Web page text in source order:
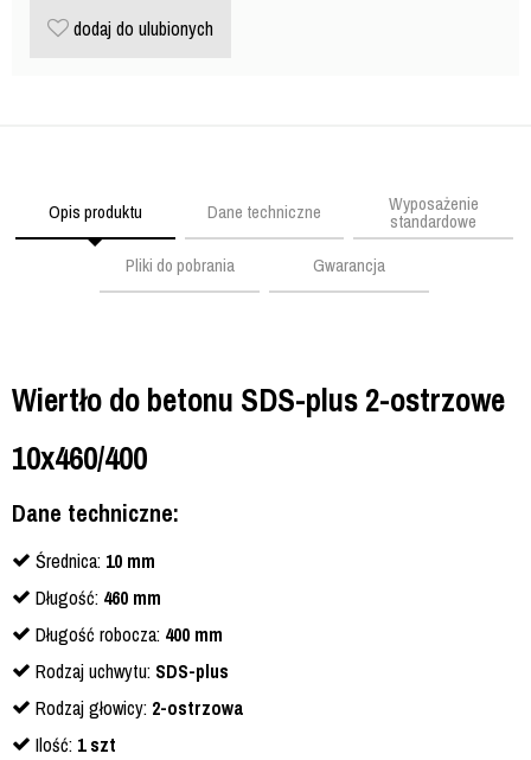
dodaj do ulubionych
Opis produktu Dane techniczne Wyposażenie
standardowe
Pliki do pobrania
Gwarancja
Wiertło do betonu SDS-plus 2-ostrzowe
10x460/400
Dane techniczne:
Średnica: 10 mm
Długość: 460 mm
Długość robocza: 400 mm
Rodzaj uchwytu: SDS-plus
Rodzaj głowicy: 2-ostrzowa
Ilość: 1 szt